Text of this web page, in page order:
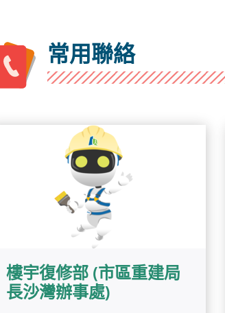
常用聯絡
樓宇復修部 (市區重建局
長沙灣辦事處)